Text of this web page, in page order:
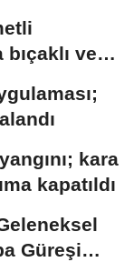
ve
kara
kapatıldı
Güreşi